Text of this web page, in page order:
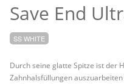
Save End
SS WHITE
Durch seine glatte Spitze ist der
Zahnhalsfüllungen